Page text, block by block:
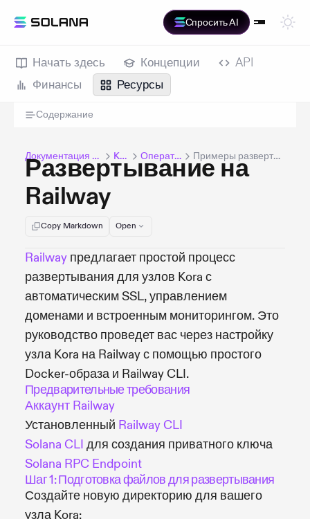
Спросить AI
Начать здесь Концепции
API
Финансы
Ресурсы
Содержание
Документация Solana Kora Операторы Примеры развертывания
Развертывание на
Railway
Copy Markdown Open
Railway предлагает простой процесс
развертывания для узлов Kora с
автоматическим SSL, управлением
доменами и встроенным мониторингом. Это
руководство проведет вас через настройку
узла Kora на Railway с помощью простого
Docker-образа и Railway CLI.
Предварительные требования
Аккаунт Railway
Установленный Railway CLI
Solana CLI для создания приватного ключа
Solana RPC Endpoint
Шаг 1: Подготовка файлов для развертывания
Создайте новую директорию для вашего
узла Kora: